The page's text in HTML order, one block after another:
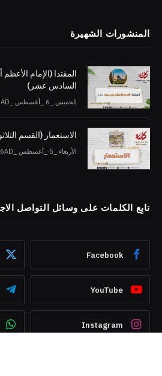
المنشورات الشهيرة
المقتدا (الإمام
السادس عشر)
الخميس _6 _أغسطس _2026AH 6-8-2026AD
الاستعمار (القسم
الأربعاء _5 _أغسطس _2026AH 5-8-2026AD
تابِع الكلمات على وسائل التواصل
Facebook
YouTube
Instagram